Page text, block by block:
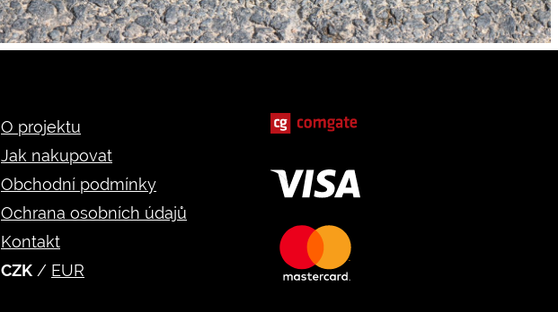
O projektu
Jak nakupovat
Obchodní podmínky
Ochrana osobních údajů
Kontakt
CZK / EUR